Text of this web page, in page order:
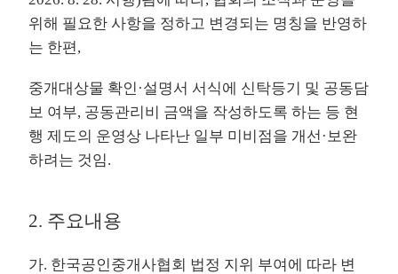
위해 필요한 사항을 정하고 변경되는 명칭을 반영하
는 한편,
중개대상물 확인·설명서 서식에 신탁등기 및 공동담
보 여부, 공동관리비 금액을 작성하도록 하는 등 현
행 제도의 운영상 나타난 일부 미비점을 개선·보완
하려는 것임.
2. 주요내용
가. 한국공인중개사협회 법정 지위 부여에 따라 변